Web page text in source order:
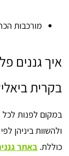
מורכבות
איך גננים
בקרית
במקום לפנות
ולהשוות ביניהן
כוללת. באתר